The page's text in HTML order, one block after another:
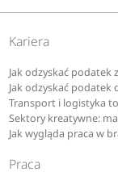
Kariera
Jak odzyskać podatek
Jak odzyskać podatek
Transport i logistyka
Sektory kreatywne:
Jak wygląda praca w
Praca